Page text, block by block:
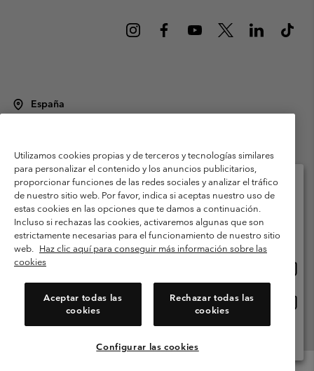
España
Condiciones de uso
Terminos de Venta
Garantía
Política de Privacidad
Términos y condiciones del programa de miembros
Términos De Uso Del Contenido Generado Por Los Usuarios
Impressum
Cookies Public CBCR
Utilizamos cookies propias y de terceros y tecnologías similares
para personalizar el contenido y los anuncios publicitarios,
proporcionar funciones de las redes sociales y analizar el tráfico
de nuestro sitio web. Por favor, indica si aceptas nuestro uso de
estas cookies en las opciones que te damos a continuación.
Incluso si rechazas las cookies, activaremos algunas que son
estrictamente necesarias para el funcionamiento de nuestro sitio
web. Haz clic aquí para conseguir más información sobre las
cookies
Aceptar todas las
cookies
Rechazar todas las
cookies
Configurar las cookies
Selecciona tu país e idioma envío
Compras en línea disponibles
línea
España
Ver Todos Los Países